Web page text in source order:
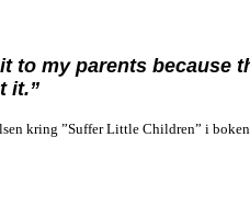
to my parents because
it.”
Little Children” i boken